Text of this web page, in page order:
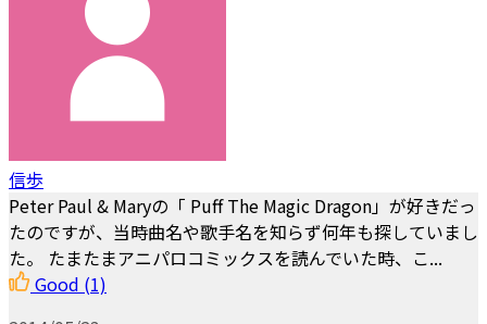
信歩
Peter Paul & Maryの「 Puff The Magic Dragon」が好きだっ
たのですが、当時曲名や歌手名を知らず何年も探していまし
た。 たまたまアニパロコミックスを読んでいた時、こ...
Good (1)